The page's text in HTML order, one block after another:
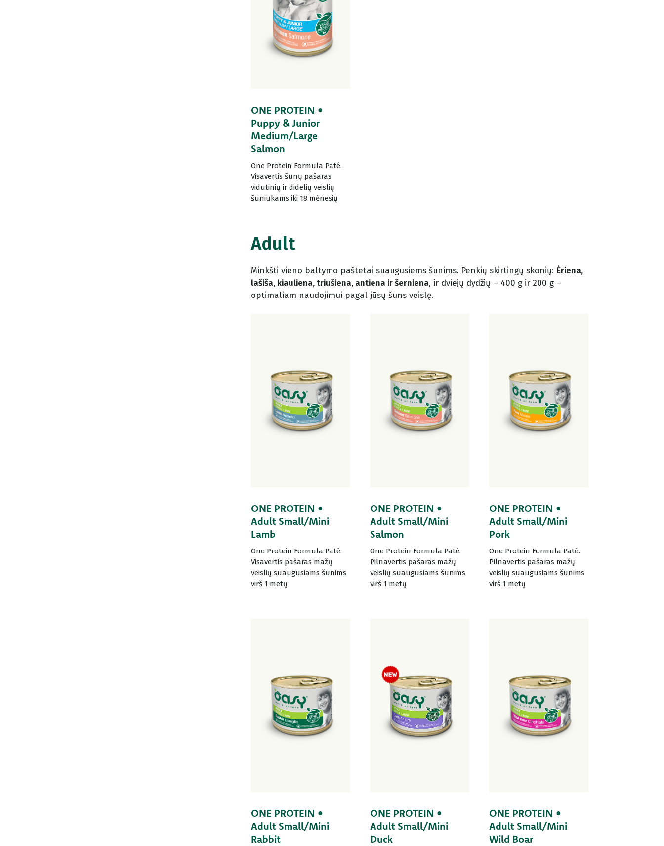
ONE PROTEIN •
Puppy & Junior
Medium/Large
Salmon
One Protein Formula Paté.
Visavertis šunų pašaras
vidutinių ir didelių veislių
šuniukams iki 18 mėnesių
Adult
Minkšti vieno baltymo paštetai suaugusiems šunims. Penkių skirtingų skonių: Ėriena,
lašiša, kiauliena, triušiena, antiena ir šerniena, ir dviejų dydžių – 400 g ir 200 g –
optimaliam naudojimui pagal jūsų šuns veislę.
ONE PROTEIN •
Adult Small/Mini
Lamb
One Protein Formula Paté.
Visavertis pašaras mažų
veislių suaugusiams šunims
virš 1 metų
ONE PROTEIN •
Adult Small/Mini
Salmon
One Protein Formula Paté.
Pilnavertis pašaras mažų
veislių suaugusiams šunims
virš 1 metų
ONE PROTEIN •
Adult Small/Mini
Pork
One Protein Formula Paté.
Pilnavertis pašaras mažų
veislių suaugusiams šunims
virš 1 metų
ONE PROTEIN •
Adult Small/Mini
Rabbit
ONE PROTEIN •
Adult Small/Mini
Duck
ONE PROTEIN •
Adult Small/Mini
Wild Boar